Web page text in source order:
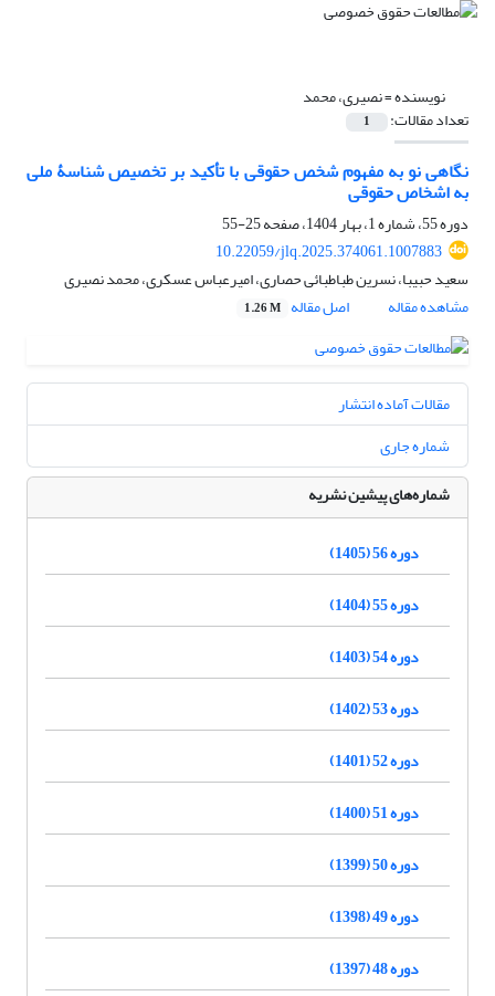
نویسنده =نصیری، محمد
تعداد مقالات: 1
نگاهی نو به مفهوم شخص حقوقی با تأکید بر تخصیص شناسۀ ملی
به اشخاص حقوقی
دوره 55، شماره 1، بهار 1404، صفحه
25-55
10.22059/jlq.2025.374061.1007883
سعید حبیبا، نسرین طباطبائی حصاری، امیرعباس عسکری، محمد نصیری
مشاهده مقاله
اصل مقاله 1.26 M
مقالات آماده انتشار
شماره جاری
شماره‌های پیشین نشریه
دوره 56 (1405)
دوره 55 (1404)
دوره 54 (1403)
دوره 53 (1402)
دوره 52 (1401)
دوره 51 (1400)
دوره 50 (1399)
دوره 49 (1398)
دوره 48 (1397)